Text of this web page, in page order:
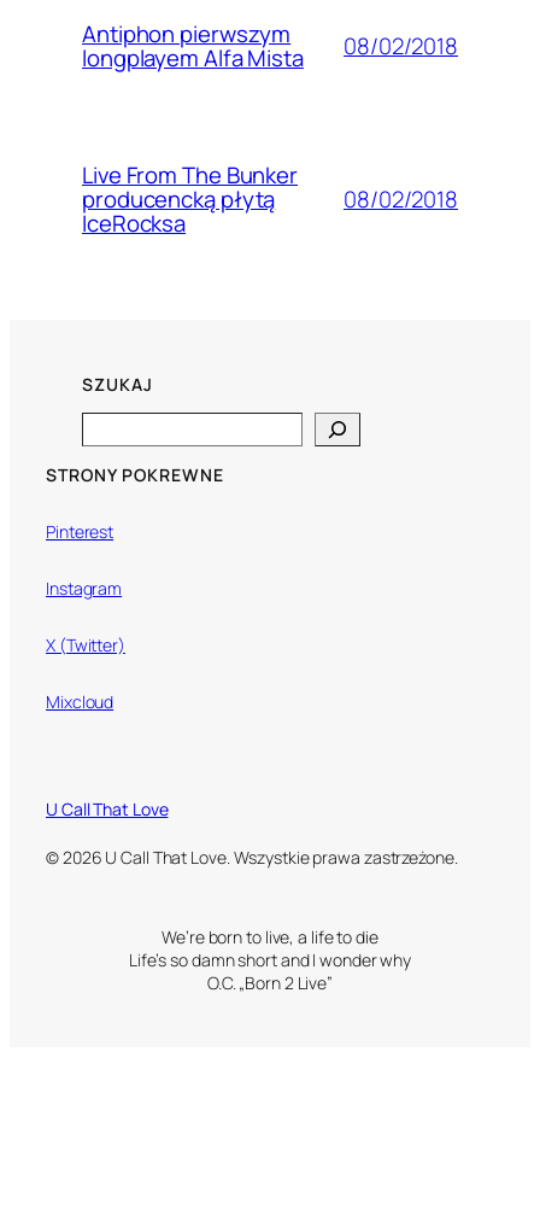
Antiphon pierwszym
longplayem Alfa Mista 08/02/2018
Live From The Bunker
producencką płytą
IceRocksa
08/02/2018
SZUKAJ
STRONY POKREWNE
Pinterest
Instagram
X (Twitter)
Mixcloud
U Call That Love
© 2026 U Call That Love. Wszystkie prawa zastrzeżone.
We’re born to live, a life to die
Life’s so damn short and I wonder why
O.C. „Born 2 Live”